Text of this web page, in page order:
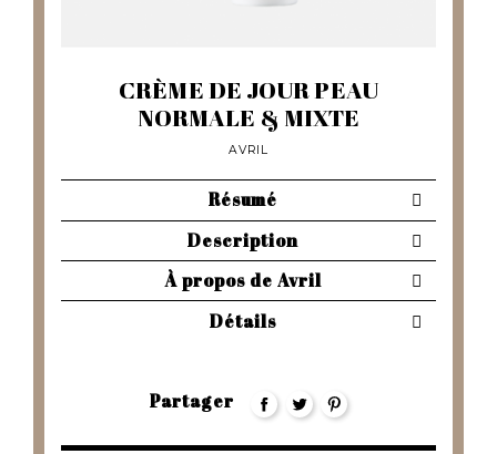
CRÈME DE JOUR PEAU
NORMALE & MIXTE
AVRIL
Résumé
Description
À propos de Avril
Détails
Partager